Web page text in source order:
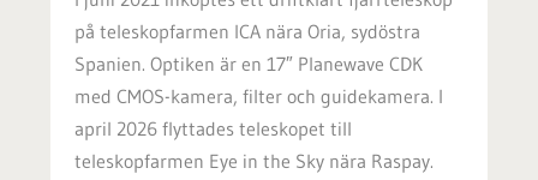
på teleskopfarmen ICA nära Oria, sydöstra
Spanien. Optiken är en 17″ Planewave CDK
med CMOS-kamera, filter och guidekamera. I
april 2026 flyttades teleskopet till
teleskopfarmen Eye in the Sky nära Raspay.